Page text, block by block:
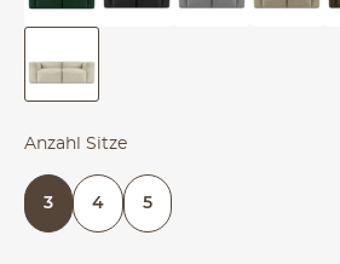
Anzahl Sitze
3 4 5